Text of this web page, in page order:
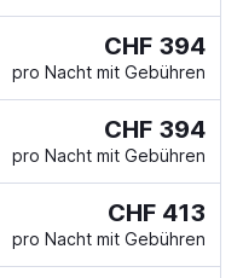
CHF 394
pro Nacht mit Gebühren
CHF 394
pro Nacht mit Gebühren
CHF 413
pro Nacht mit Gebühren